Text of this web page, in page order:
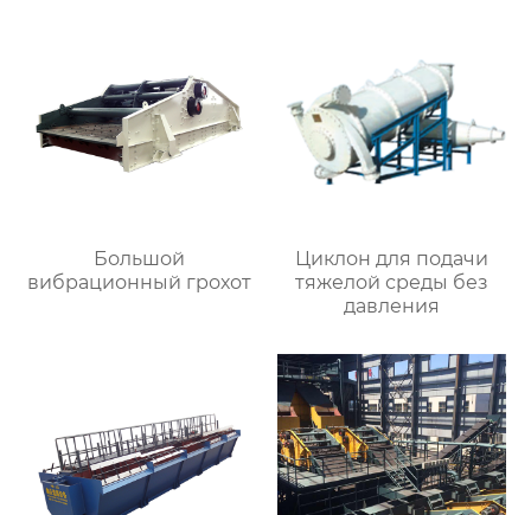
Большой
вибрационный грохот
Циклон для подачи
тяжелой среды без
давления